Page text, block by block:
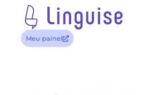
Meu painel